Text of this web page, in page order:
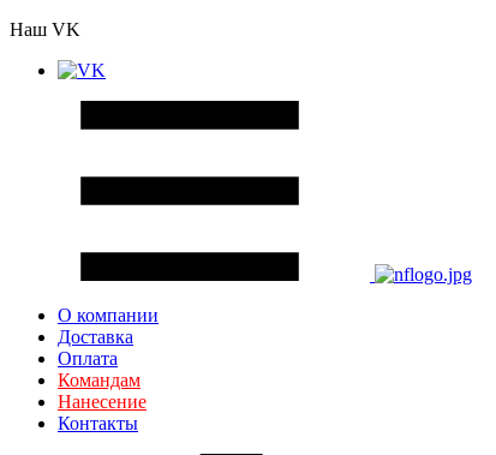
Наш VK
О компании
Доставка
Оплата
Командам
Нанесение
Контакты